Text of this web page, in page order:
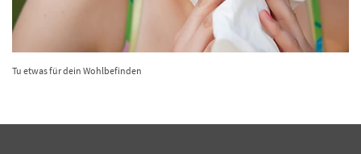
Tu etwas für dein Wohlbefinden